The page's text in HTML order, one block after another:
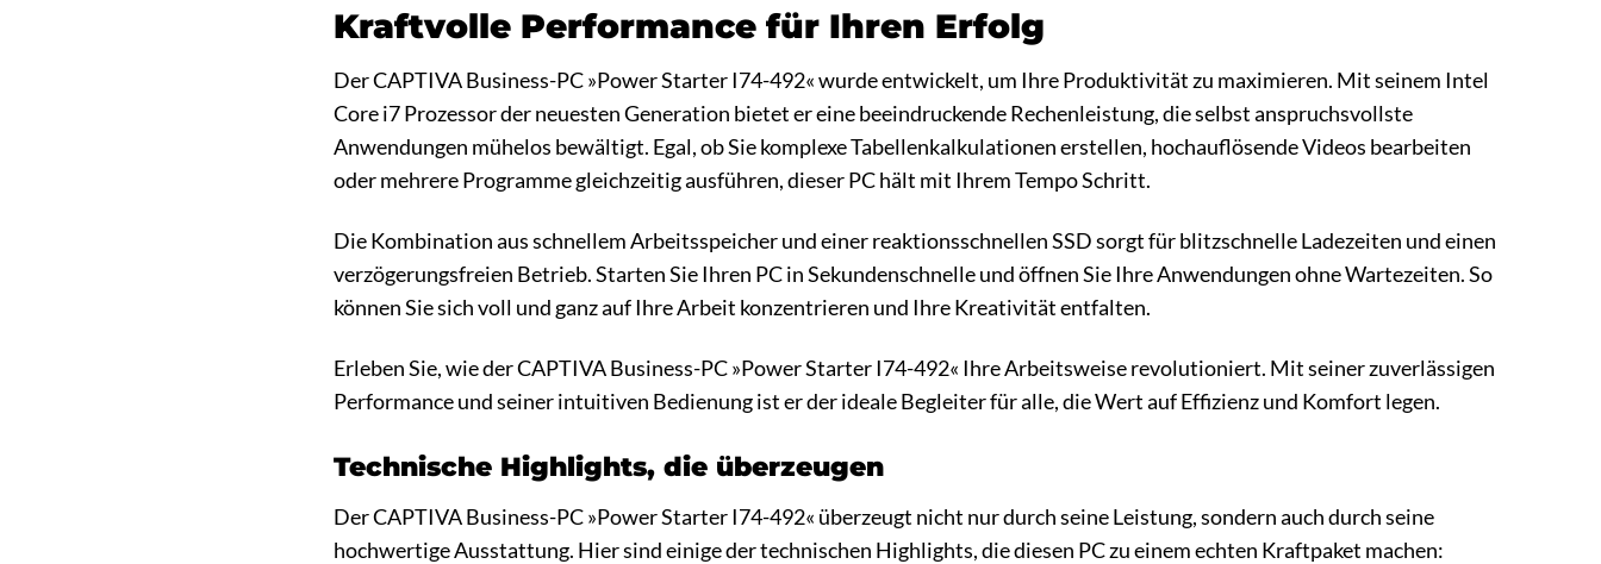
Kraftvolle Performance für Ihren Erfolg
Der CAPTIVA Business-PC »Power Starter I74-492« wurde entwickelt, um Ihre Produktivität zu maximieren. Mit seinem Intel
Core i7 Prozessor der neuesten Generation bietet er eine beeindruckende Rechenleistung, die selbst anspruchsvollste
Anwendungen mühelos bewältigt. Egal, ob Sie komplexe Tabellenkalkulationen erstellen, hochauflösende Videos bearbeiten
oder mehrere Programme gleichzeitig ausführen, dieser PC hält mit Ihrem Tempo Schritt.
Die Kombination aus schnellem Arbeitsspeicher und einer reaktionsschnellen SSD sorgt für blitzschnelle Ladezeiten und einen
verzögerungsfreien Betrieb. Starten Sie Ihren PC in Sekundenschnelle und öffnen Sie Ihre Anwendungen ohne Wartezeiten. So
können Sie sich voll und ganz auf Ihre Arbeit konzentrieren und Ihre Kreativität entfalten.
Erleben Sie, wie der CAPTIVA Business-PC »Power Starter I74-492« Ihre Arbeitsweise revolutioniert. Mit seiner zuverlässigen
Performance und seiner intuitiven Bedienung ist er der ideale Begleiter für alle, die Wert auf Effizienz und Komfort legen.
Technische Highlights, die überzeugen
Der CAPTIVA Business-PC »Power Starter I74-492« überzeugt nicht nur durch seine Leistung, sondern auch durch seine
hochwertige Ausstattung. Hier sind einige der technischen Highlights, die diesen PC zu einem echten Kraftpaket machen: